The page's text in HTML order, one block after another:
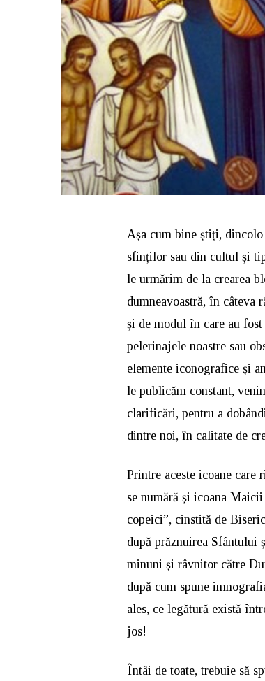
Așa cum bine știți,
sfinților sau din cultul și
le urmărim de la crearea
dumneavoastră, în
și de modul în care au
pelerinajele noastre sau
elemente iconografice și
le publicăm constant,
clarificări, pentru a
dintre noi, în calitate de
Printre aceste icoane
se numără și icoana
copeici”, cinstită de
după prăznuirea
minuni și râvnitor către
după cum spune
ales, ce legătură există
jos!
Întâi de toate, trebuie să